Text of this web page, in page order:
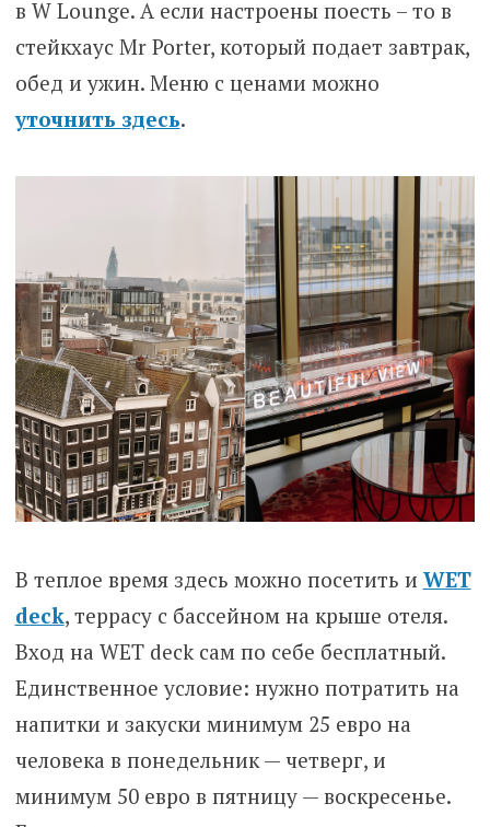
в W Lounge. А если настроены поесть – то в
стейкхаус Mr Porter, который подает завтрак,
обед и ужин. Меню с ценами можно
уточнить здесь.
В теплое время здесь можно посетить и WET
deck, террасу с бассейном на крыше отеля.
Вход на WET deck сам по себе бесплатный.
Единственное условие: нужно потратить на
напитки и закуски минимум 25 евро на
человека в понедельник — четверг, и
минимум 50 евро в пятницу — воскресенье.